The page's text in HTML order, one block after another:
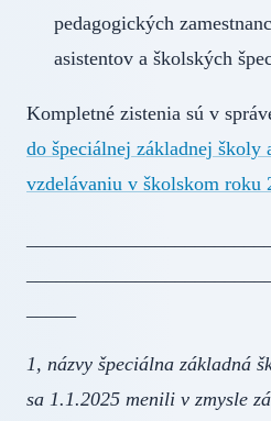
pedagogických
asistentov a školských
Kompletné zistenia sú v
do špeciálnej základnej
vzdelávaniu v školskom roku
1, názvy špeciálna základná
sa 1.1.2025 menili v zmysle